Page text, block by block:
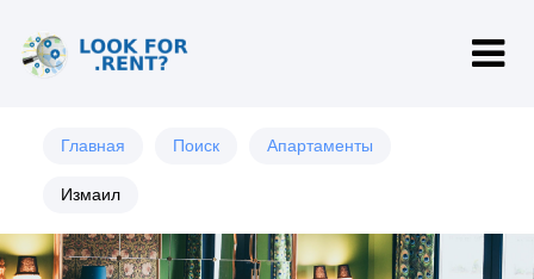
Главная Поиск Апартаменты
Измаил